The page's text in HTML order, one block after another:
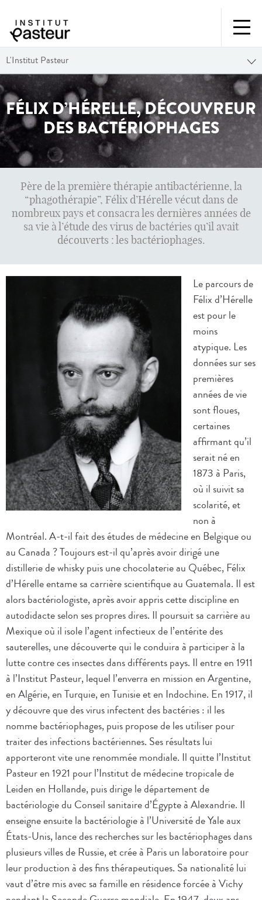
L'Institut Pasteur
FÉLIX D’HÉRELLE, DÉCOUVREUR
DES BACTÉRIOPHAGES
Père de la première thérapie antibactérienne, la
“phagothérapie”, Félix d’Hérelle vécut dans de
nombreux pays et consacra les dernières années de
sa vie à l’étude des virus de bactéries qu’il avait
découverts : les bactériophages.
Le parcours de
Félix d’Hérelle
est pour le
moins
atypique. Les
données sur ses
premières
années de vie
sont floues,
certaines
affirmant qu’il
serait né en
1873 à Paris,
où il suivit sa
scolarité, et
non à
Montréal. A-t-il fait des études de médecine en Belgique ou
au Canada ? Toujours est-il qu’après avoir dirigé une
distillerie de whisky puis une chocolaterie au Québec, Félix
d’Hérelle entame sa carrière scientifique au Guatemala. Il est
alors bactériologiste, après avoir appris cette discipline en
autodidacte selon ses propres dires. Il poursuit sa carrière au
Mexique où il isole l’agent infectieux de l’entérite des
sauterelles, une découverte qui le conduira à participer à la
lutte contre ces insectes dans différents pays. Il entre en 1911
à l’Institut Pasteur, lequel l’enverra en mission en Argentine,
en Algérie, en Turquie, en Tunisie et en Indochine. En 1917, il
y découvre que des virus infectent des bactéries : il les
nomme bactériophages, puis propose de les utiliser pour
traiter des infections bactériennes. Ses résultats lui
apporteront vite une renommée mondiale. Il quitte l’Institut
Pasteur en 1921 pour l’Institut de médecine tropicale de
Leiden en Hollande, puis dirige le département de
bactériologie du Conseil sanitaire d’Égypte à Alexandrie. Il
enseigne ensuite la bactériologie à l’Université de Yale aux
États-Unis, lance des recherches sur les bactériophages dans
plusieurs villes de Russie, et crée à Paris un laboratoire pour
leur production à des fins thérapeutiques. Sa nationalité lui
vaut d’être mis avec sa famille en résidence forcée à Vichy